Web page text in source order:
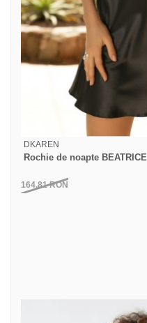
DKAREN
Rochie de noapte BEATRICE
164,81RON